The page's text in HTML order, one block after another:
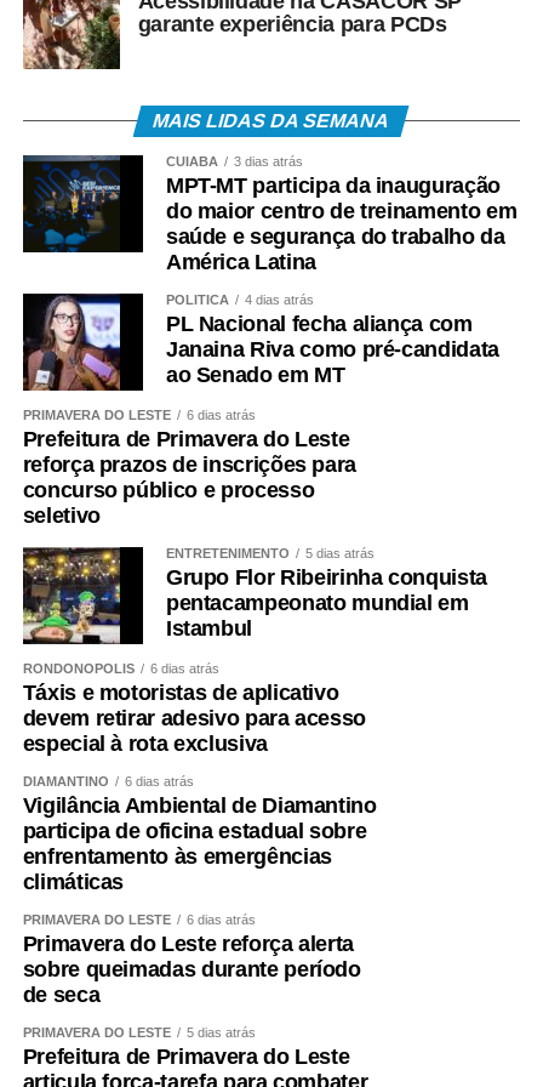
Eventos e Afins de Mato Grosso (Sindieventos-MT), o
evento também contou com a participação do auditor e
Secretário Executivo da Copsfid, Flávio Vieira, do Auditor
TCE/MT, Joel Bino, do presidente da Fecomércio, Tião da
Zaeli, da Deputada Estadual Janaína Riva, do secretário-
adjunto de Turismo do Estado, Luis Carlos Nigro, e do
Prefeito de Diamantino, Chico Mendes.
COMENTE ABAIXO:
WhatsApp
Facebook
Twitter
Messenger
LinkedIn
Share
garante experiência para PCDs
MAIS LIDAS DA SEMANA
CUIABÁ 3 dias atrás
MPT-MT participa da inauguração
do maior centro de treinamento em
saúde e segurança do trabalho da
América Latina
POLÍTICA 4 dias atrás
PL Nacional fecha aliança com
Janaina Riva como pré-candidata
ao Senado em MT
PRIMAVERA DO LESTE 6 dias atrás
Prefeitura de Primavera do Leste
reforça prazos de inscrições para
concurso público e processo
seletivo
ENTRETENIMENTO 5 dias atrás
Grupo Flor Ribeirinha conquista
pentacampeonato mundial em
Istambul
RONDONÓPOLIS 6 dias atrás
Táxis e motoristas de aplicativo
devem retirar adesivo para acesso
especial à rota exclusiva
DIAMANTINO 6 dias atrás
Vigilância Ambiental de Diamantino
participa de oficina estadual sobre
enfrentamento às emergências
climáticas
PRIMAVERA DO LESTE 6 dias atrás
Primavera do Leste reforça alerta
sobre queimadas durante período
de seca
PRIMAVERA DO LESTE 5 dias atrás
Prefeitura de Primavera do Leste